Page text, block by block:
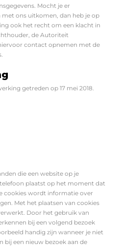
Mocht je er
ons uitkomen, dan heb je op
ook het recht om een klacht in
de Autoriteit
contact opnemen met de
.
getreden op 17 mei 2018.
die een website op je
plaatst op het moment dat
cookies wordt informatie over
Met het plaatsen van cookies
Door het gebruik van
bij een volgend bezoek
handig zijn wanneer je niet
een nieuw bezoek aan de